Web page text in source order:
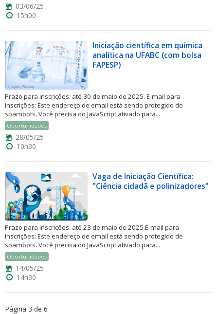
03/06/25
15h00
Iniciação científica em química
analítica na UFABC (com bolsa
FAPESP)
Prazo para inscrições: até 30 de maio de 2025. E-mail para
inscrições: Este endereço de email está sendo protegido de
spambots. Você precisa do JavaScript ativado para...
Oportunidades
28/05/25
10h30
Vaga de Iniciação Científica:
"Ciência cidadã e polinizadores"
Prazo para inscrições: até 23 de maio de 2025.E-mail para
inscrições: Este endereço de email está sendo protegido de
spambots. Você precisa do JavaScript ativado para...
Oportunidades
14/05/25
14h30
Página 3 de 6